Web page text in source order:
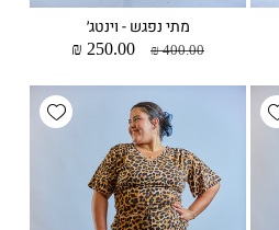
מתי נפגש - וינטג׳
מחיר
400.00 ₪
מחיר
250.00 ₪
Add wishlist
wishlist